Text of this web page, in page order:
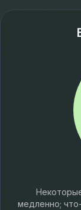
медленно;